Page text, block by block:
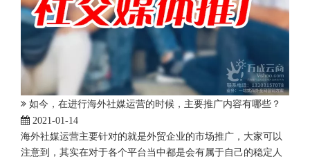
如今，在进行海外社媒运营的时候，主要推广内容有哪些？
2021-01-14
海外社媒运营主要针对的就是外贸企业的市场推广，大家可以
注意到，其实在对于各个平台当中都是会有属于自己的稳定人